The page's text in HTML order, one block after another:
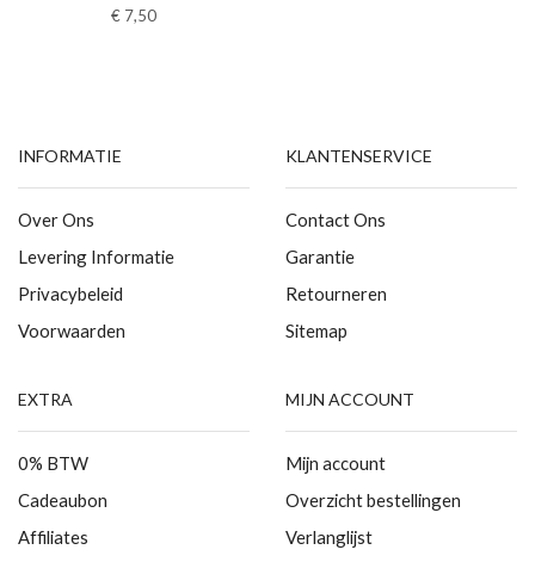
€ 7,50
INFORMATIE
Over Ons
Levering Informatie
Privacybeleid
Voorwaarden
KLANTENSERVICE
Contact Ons
Garantie
Retourneren
Sitemap
EXTRA
0% BTW
Cadeaubon
Affiliates
MIJN ACCOUNT
Mijn account
Overzicht bestellingen
Verlanglijst